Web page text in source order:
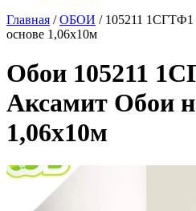
Главная /ОБОИ / 105211
основе 1,06х10м
Обои 105211
Аксамит Обои
1,06х10м